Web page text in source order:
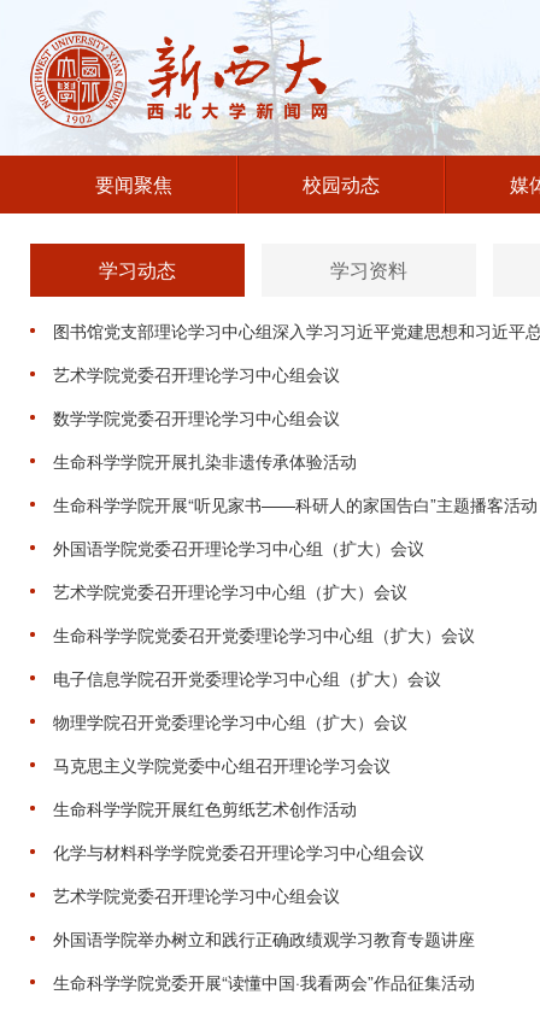
要闻聚焦 校园动态 媒
学习动态 学习资料
图书馆党支部理论学习中心组深入学习习近平党建思想和习近平
艺术学院党委召开理论学习中心组会议
数学学院党委召开理论学习中心组会议
生命科学学院开展扎染非遗传承体验活动
生命科学学院开展“听见家书——科研人的家国告白”主题播客活动
外国语学院党委召开理论学习中心组（扩大）会议
艺术学院党委召开理论学习中心组（扩大）会议
生命科学学院党委召开党委理论学习中心组（扩大）会议
电子信息学院召开党委理论学习中心组（扩大）会议
物理学院召开党委理论学习中心组（扩大）会议
马克思主义学院党委中心组召开理论学习会议
生命科学学院开展红色剪纸艺术创作活动
化学与材料科学学院党委召开理论学习中心组会议
艺术学院党委召开理论学习中心组会议
外国语学院举办树立和践行正确政绩观学习教育专题讲座
生命科学学院党委开展“读懂中国·我看两会”作品征集活动